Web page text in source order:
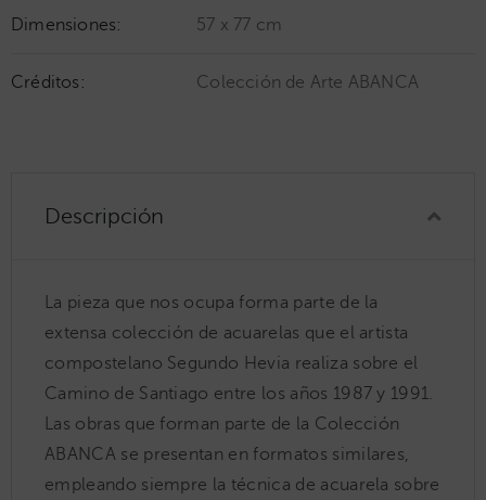
Dimensiones: 57 x 77 cm
Créditos: Colección de Arte ABANCA
Descripción
La pieza que nos ocupa forma parte de la
extensa colección de acuarelas que el artista
compostelano Segundo Hevia realiza sobre el
Camino de Santiago entre los años 1987 y 1991.
Las obras que forman parte de la Colección
ABANCA se presentan en formatos similares,
empleando siempre la técnica de acuarela sobre